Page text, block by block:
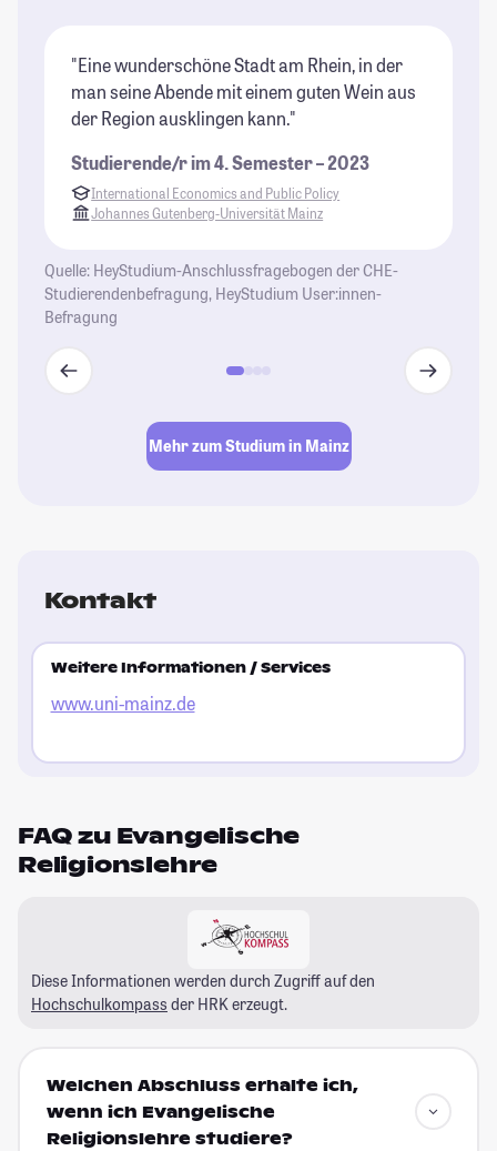
"Eine wunderschöne Stadt am Rhein, in der
man seine Abende mit einem guten Wein aus
der Region ausklingen kann."
Studierende/r im 4. Semester – 2023
International Economics and Public Policy
Johannes Gutenberg-Universität Mainz
Quelle: HeyStudium-Anschlussfragebogen der CHE-
Studierendenbefragung, HeyStudium User:innen-
Befragung
Mehr zum Studium in Mainz
Kontakt
Weitere Informationen / Services
www.uni-mainz.de
FAQ zu Evangelische
Religionslehre
Diese Informationen werden durch Zugriff auf den
Hochschulkompass der HRK erzeugt.
Welchen Abschluss erhalte ich,
wenn ich Evangelische
Religionslehre studiere?